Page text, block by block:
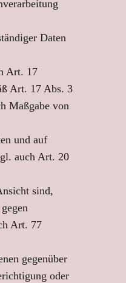
Daten
Art. 17
Art. 17 Abs. 3
Maßgabe von
und auf
auch Art. 20
sind,
Art. 77
gegenüber
oder